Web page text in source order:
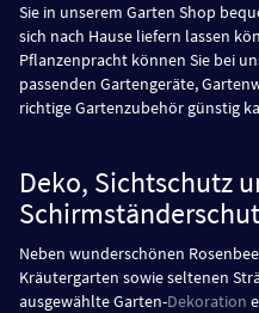
Sie in unserem Garten Shop
sich nach Hause liefern lassen
Pflanzenpracht können Sie bei
passenden Gartengeräte,
richtige Gartenzubehör günstig
Deko, Sichtschutz
Neben wunderschönen
Kräutergarten sowie seltenen
ausgewählte Garten-Dekoration